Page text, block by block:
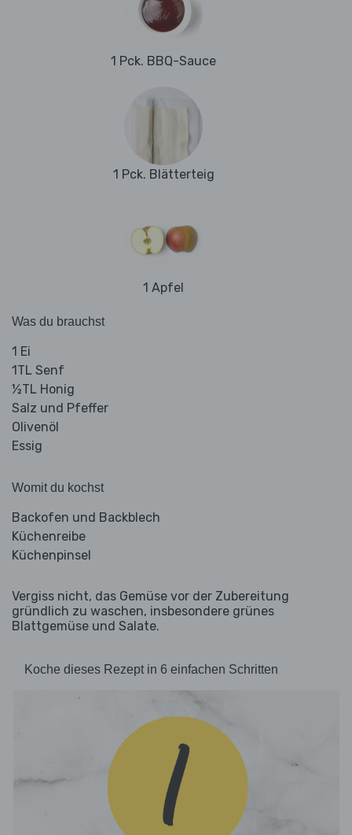
1 Pck. BBQ-Sauce
1 Pck. Blätterteig
1 Apfel
Was du brauchst
1 Ei
1TL Senf
½TL Honig
Salz und Pfeffer
Olivenöl
Essig
Womit du kochst
Backofen und Backblech
Küchenreibe
Küchenpinsel
Vergiss nicht, das Gemüse vor der Zubereitung
gründlich zu waschen, insbesondere grünes
Blattgemüse und Salate.
Koche dieses Rezept in 6 einfachen Schritten